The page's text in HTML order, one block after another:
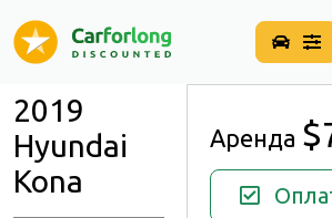
2019
Hyundai
Kona
Аренда